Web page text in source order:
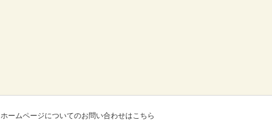
ホームページについてのお問い合わせはこちら